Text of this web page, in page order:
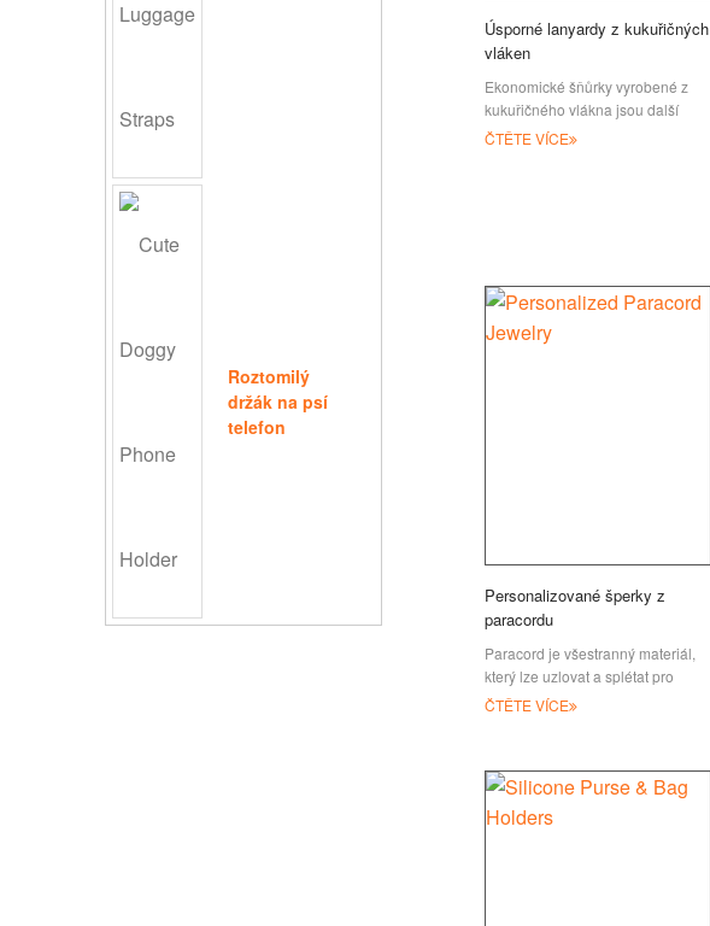
Roztomilý
držák na psí
telefon
Úsporné lanyardy z kukuřičných
vláken
Ekonomické šňůrky vyrobené z
kukuřičného vlákna jsou další
možností v naší nabídce
ČTĚTE VÍCE
Personalizované šperky z
paracordu
Paracord je všestranný materiál,
který lze uzlovat a splétat pro
vytvoření odolných, ale zároveň
ČTĚTE VÍCE